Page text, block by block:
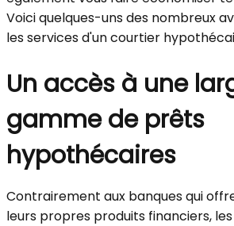
Voici quelques-uns des nombreux
les services d'un courtier
Un accès à une
gamme de prêts
hypothécaires
Contrairement aux banques qui
leurs propres produits financiers,